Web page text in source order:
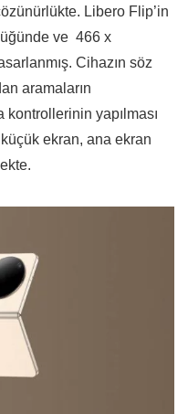
Libero Flip’in
ve 466 x
Cihazın söz
aramaların
kontrollerinin yapılması
ekran, ana ekran